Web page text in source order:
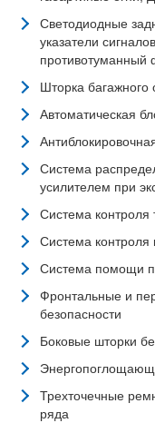
Светодиодные
указатели
противотуманный
Шторка багажного
Автоматическая
Система
усилителем при
Система контроля
Система контроля
Система помощи
Фронтальные и
безопасности
Боковые шторки
Трехточечные
ряда